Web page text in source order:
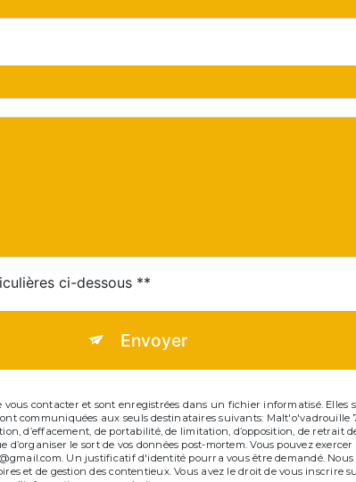
ci-dessous **
Envoyer
contacter et sont enregistrées dans un fichier informatisé.
communiquées aux seuls destinataires suivants: Malt'o'vadrouille
d’effacement, de portabilité, de limitation, d’opposition, de
le sort de vos données post-mortem. Vous pouvez
Un justificatif d'identité pourra vous être demandé. Nous
et de gestion des contentieux. Vous avez le droit de vous inscrire